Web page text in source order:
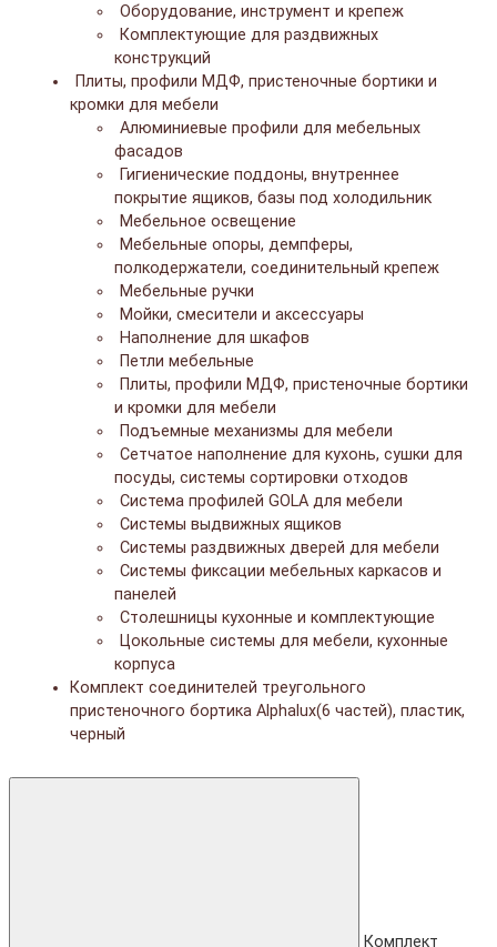
Оборудование, инструмент и крепеж
Комплектующие для раздвижных
конструкций
Плиты, профили МДФ, пристеночные бортики и
кромки для мебели
Алюминиевые профили для мебельных
фасадов
Гигиенические поддоны, внутреннее
покрытие ящиков, базы под холодильник
Мебельное освещение
Мебельные опоры, демпферы,
полкодержатели, соединительный крепеж
Мебельные ручки
Мойки, смесители и аксессуары
Наполнение для шкафов
Петли мебельные
Плиты, профили МДФ, пристеночные бортики
и кромки для мебели
Подъемные механизмы для мебели
Сетчатое наполнение для кухонь, сушки для
посуды, системы сортировки отходов
Система профилей GOLA для мебели
Системы выдвижных ящиков
Системы раздвижных дверей для мебели
Системы фиксации мебельных каркасов и
панелей
Столешницы кухонные и комплектующие
Цокольные системы для мебели, кухонные
корпуса
Комплект соединителей треугольного
пристеночного бортика Alphalux(6 частей), пластик,
черный
Комплект